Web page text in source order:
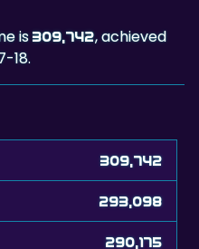
293,098
290,175
285,636